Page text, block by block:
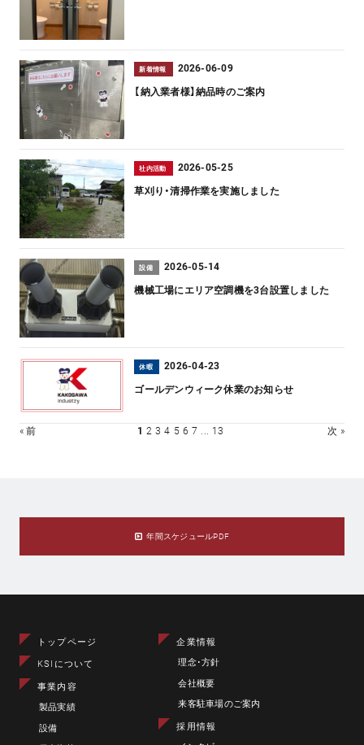
新着情報 2026-06-09
【納入業者様】納品時のご案内
社内活動 2026-05-25
草刈り・清掃作業を実施しました
設備 2026-05-14
機械工場にエリア空調機を3台設置しました
休暇 2026-04-23
ゴールデンウィーク休業のお知らせ
« 前 1 2 3 4 5 6 7 ... 13 次 »
年間スケジュールPDF
トップページ
KSIについて
事業内容
製品実績
設備
企業情報
理念･方針
会社概要
来客駐車場のご案内
採用情報